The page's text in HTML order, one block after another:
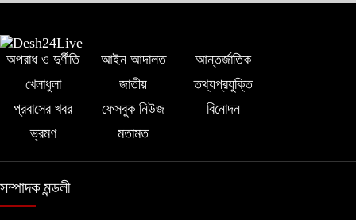
অপরাধ ও দুর্ণীতি আইন আদালত
আন্তর্জাতিক
খেলাধুলা
জাতীয়
তথ্যপ্রযুক্তি
প্রবাসের খবর
ফেসবুক নিউজ
বিনোদন
ভ্রমণ
মতামত
সম্পাদক মন্ডলী